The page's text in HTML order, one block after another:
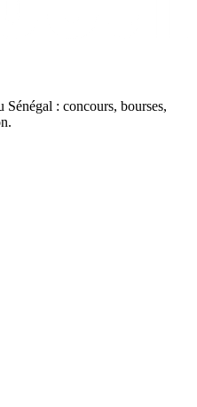
Sénégal : concours, bourses,